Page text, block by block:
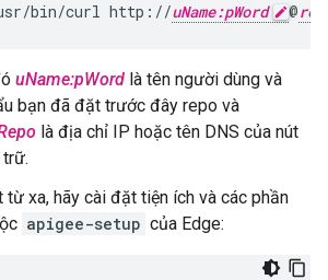
bin/curl http://uName:pWord @
uName:pWord là tên người dùng và
bạn đã đặt trước đây repo và
là địa chỉ IP hoặc tên DNS của nút
từ xa, hãy cài đặt tiện ích và các phần
apigee-setup của Edge: